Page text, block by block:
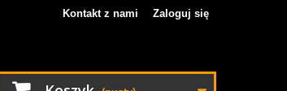
Zaloguj się
Kontakt z nami